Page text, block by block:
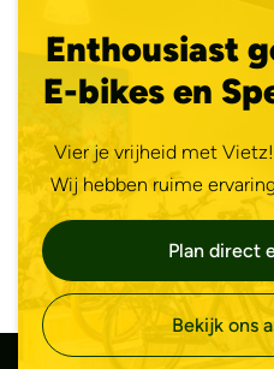
Enthousiast
E-bikes en
Vier je vrijheid met
Wij hebben ruime
Plan direct
Bekijk ons